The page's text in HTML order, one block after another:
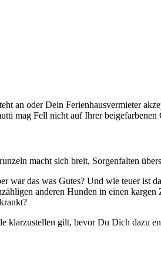
an oder Dein Ferienhausvermieter
mag Fell nicht auf Ihrer beigefarbenen
macht sich breit, Sorgenfalten
war das was Gutes? Und wie teuer ist
anderen Hunden in einen
klarzustellen gilt, bevor Du Dich dazu